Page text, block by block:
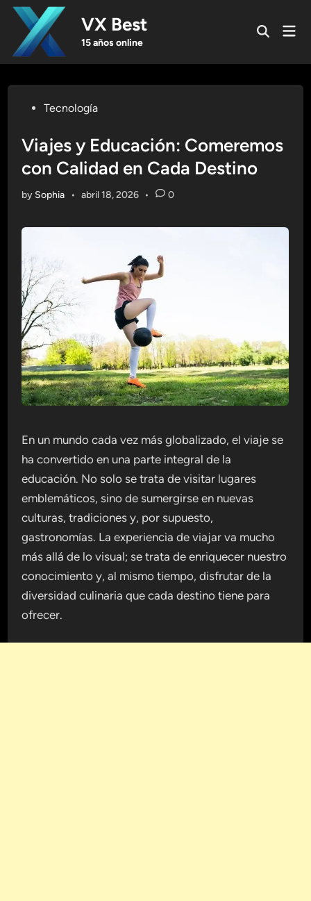
Skip
content
VX Best
15 años online
Open
PostedTecnología
Viajes y Educación: Comeremos
con Calidad en Cada Destino
by Sophia • abril 18, 2026 • 0
En un mundo cada vez más globalizado, el viaje se
ha convertido en una parte integral de la
educación. No solo se trata de visitar lugares
emblemáticos, sino de sumergirse en nuevas
culturas, tradiciones y, por supuesto,
gastronomías. La experiencia de viajar va mucho
más allá de lo visual; se trata de enriquecer nuestro
conocimiento y, al mismo tiempo, disfrutar de la
diversidad culinaria que cada destino tiene para
ofrecer.